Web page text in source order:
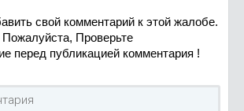
свой комментарий к этой жалобе.
Пожалуйста, Проверьте
перед публикацией комментария !